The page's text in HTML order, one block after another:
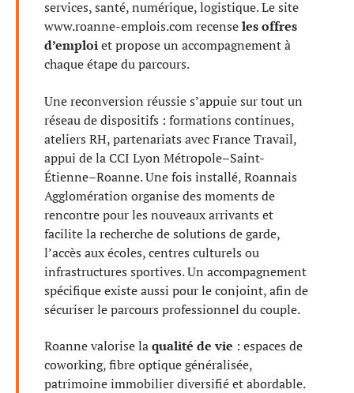
services, santé, numérique, logistique. Le site
www.roanne-emplois.com recenseles offres
d’emploiet propose un accompagnement à
chaque étape du parcours.
Une reconversion réussie s’appuie sur tout un
réseau de dispositifs : formations continues,
ateliers RH, partenariats avec France Travail,
appui de la CCI Lyon Métropole–Saint-
Étienne–Roanne. Une fois installé, Roannais
Agglomération organise des moments de
rencontre pour les nouveaux arrivants et
facilite la recherche de solutions de garde,
l’accès aux écoles, centres culturels ou
infrastructures sportives. Un accompagnement
spécifique existe aussi pour le conjoint, afin de
sécuriser le parcours professionnel du couple.
Roanne valorise laqualité de vie : espaces de
coworking, fibre optique généralisée,
patrimoine immobilier diversifié et abordable.